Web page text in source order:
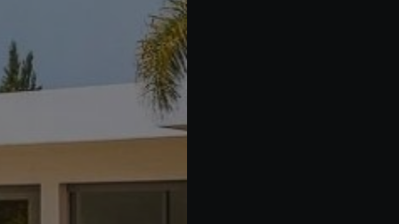
Acheter Villa 10 pièces 800 m² Rabat